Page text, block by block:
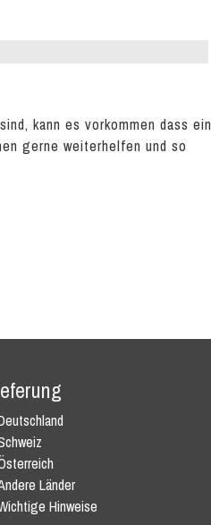
kann es vorkommen dass ein
gerne weiterhelfen und so
Länder
Hinweise